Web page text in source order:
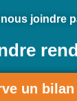
nous joindre
un